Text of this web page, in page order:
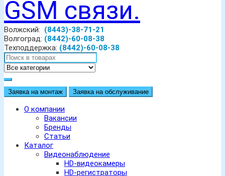
Волжский: (8443)-38-71-21
Волгоград: (8442)-60-08-38
Техподдержка: (8442)-60-08-38
Заявка на монтаж Заявка на обслуживание
О компании
Вакансии
Бренды
Статьи
Каталог
Видеонаблюдение
HD-видеокамеры
HD-регистраторы